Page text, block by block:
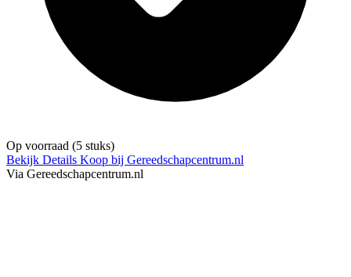
Op voorraad (5 stuks)
Bekijk Details Koop bij Gereedschapcentrum.nl
Via Gereedschapcentrum.nl